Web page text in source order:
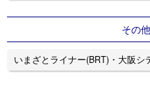
その
いまざとライナー(BRT)・大阪シ